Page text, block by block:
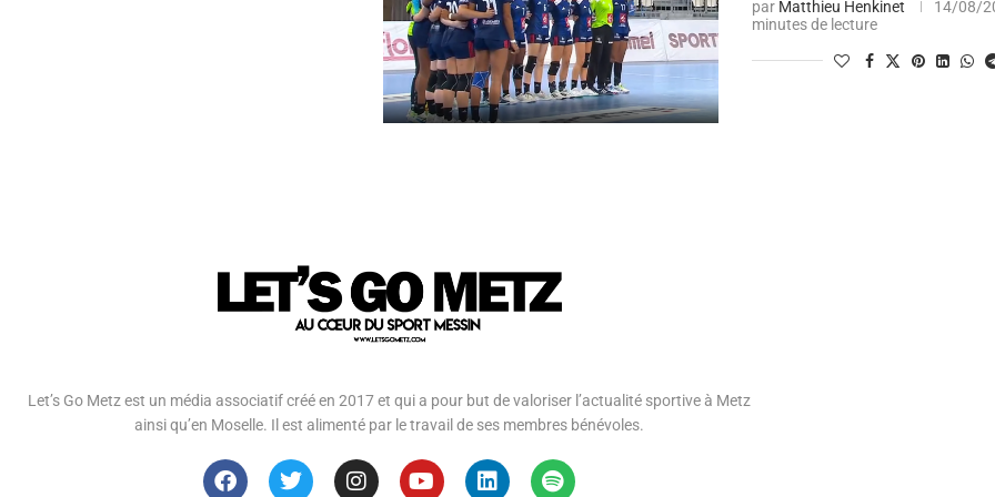
par Matthieu Henkinet 14/08/
minutes de lecture
Let’s Go Metz est un média associatif créé en 2017 et qui a pour but de valoriser l’actualité sportive à Metz
ainsi qu’en Moselle. Il est alimenté par le travail de ses membres bénévoles.